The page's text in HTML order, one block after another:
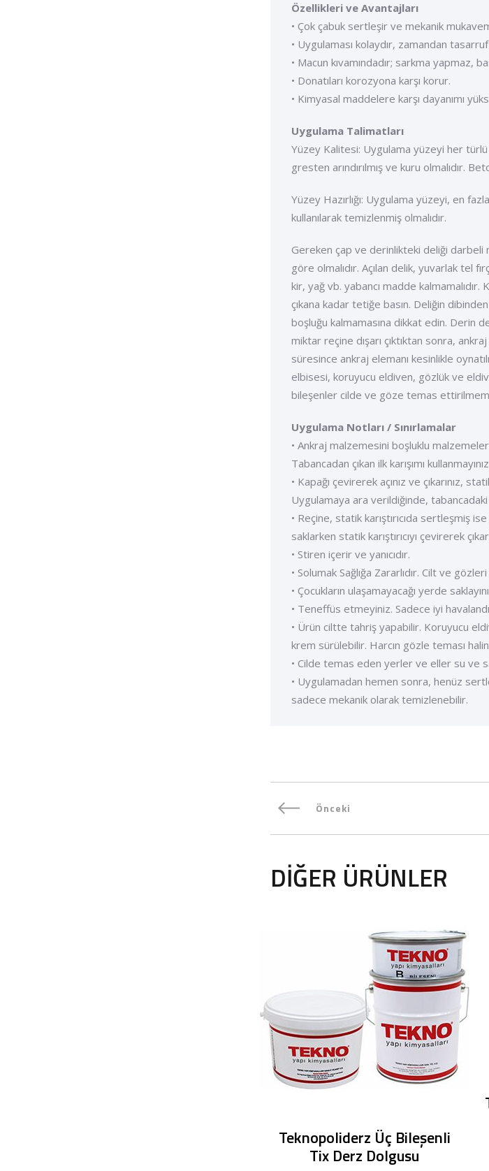
Özellikleri ve Avantajları
• Çok çabuk sertleşir ve mekanik
• Uygulaması kolaydır, zamandan
• Macun kıvamındadır; sarkma yapmaz,
• Donatıları korozyona karşı korur.
• Kimyasal maddelere karşı dayanımı
Uygulama Talimatları
Yüzey Kalitesi: Uygulama yüzeyi her türlü
gresten arındırılmış ve kuru olmalıdır.
Yüzey Hazırlığı: Uygulama yüzeyi, en
kullanılarak temizlenmiş olmalıdır.
Gereken çap ve derinlikteki deliği darbeli
göre olmalıdır. Açılan delik, yuvarlak tel
kir, yağ vb. yabancı madde kalmamalıdır.
çıkana kadar tetiğe basın. Deliğin
boşluğu kalmamasına dikkat edin. Derin
miktar reçine dışarı çıktıktan sonra,
süresince ankraj elemanı kesinlikle
elbisesi, koruyucu eldiven, gözlük ve
bileşenler cilde ve göze temas
Uygulama Notları / Sınırlamalar
• Ankraj malzemesini boşluklu
Tabancadan çıkan ilk karışımı
• Kapağı çevirerek açınız ve çıkarınız,
Uygulamaya ara verildiğinde, tabancadaki
• Reçine, statik karıştırıcıda sertleşmiş
saklarken statik karıştırıcıyı çevirerek
• Stiren içerir ve yanıcıdır.
• Solumak Sağlığa Zararlıdır. Cilt ve
• Çocukların ulaşamayacağı yerde
• Teneffüs etmeyiniz. Sadece iyi
• Ürün ciltte tahriş yapabilir. Koruyucu
krem sürülebilir. Harcın gözle teması
• Cilde temas eden yerler ve eller su ve
• Uygulamadan hemen sonra, henüz
sadece mekanik olarak temizlenebilir.
Önceki
DIĞER ÜRÜNLER
Teknopoliderz Üç Bileşenli
Tix Derz Dolgusu